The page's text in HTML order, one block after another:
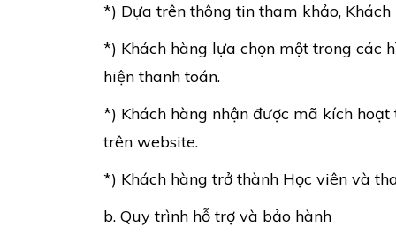
*) Dựa trên thông tin tham khảo,
*) Khách hàng lựa chọn một trong các
hiện thanh toán.
*) Khách hàng nhận được mã kích
trên website.
*) Khách hàng trở thành Học viên và
b. Quy trình hỗ trợ và bảo hành